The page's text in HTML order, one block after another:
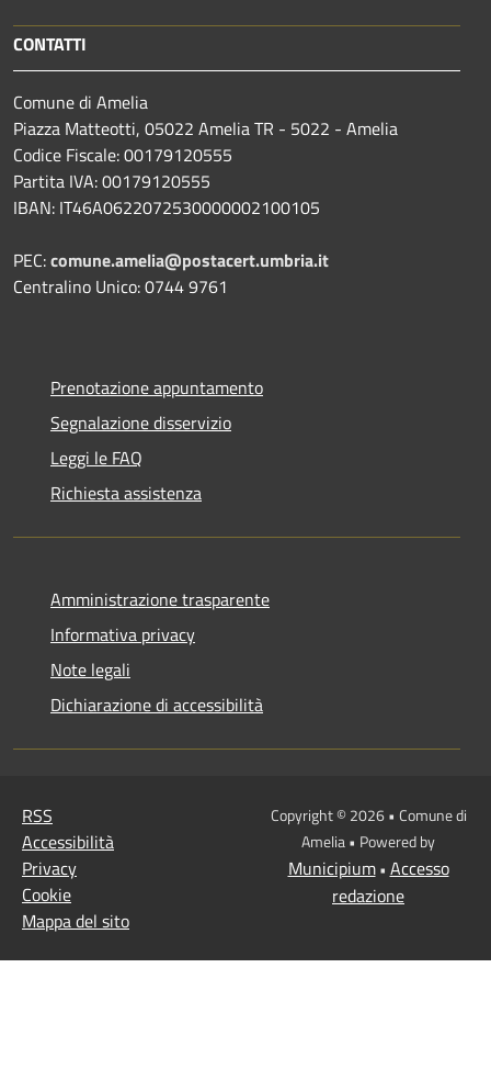
CONTATTI
Comune di Amelia
Piazza Matteotti, 05022 Amelia TR - 5022 - Amelia
Codice Fiscale: 00179120555
Partita IVA: 00179120555
IBAN: IT46A0622072530000002100105
PEC:comune.amelia@postacert.umbria.it
Centralino Unico: 0744 9761
Prenotazione appuntamento
Segnalazione disservizio
Leggi le FAQ
Richiesta assistenza
Amministrazione trasparente
Informativa privacy
Note legali
Dichiarazione di accessibilità
RSS
Accessibilità
Privacy
Cookie
Mappa del sito
Copyright © 2026 • Comune di
Amelia • Powered by
Municipium• Accesso
redazione